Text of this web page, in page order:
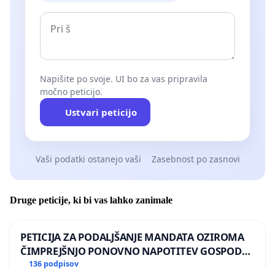
Napišite po svoje. UI bo za vas pripravila
močno peticijo.
Ustvari peticijo
Vaši podatki ostanejo vaši Zasebnost po zasnovi
Druge peticije, ki bi vas lahko zanimale
PETICIJA ZA PODALJŠANJE MANDATA OZIROMA
ČIMPREJŠNJO PONOVNO NAPOTITEV GOSPODA
BERNARDA ŠRAJNERJA NA VELEPOSLANIŠTVO
136 podpisov